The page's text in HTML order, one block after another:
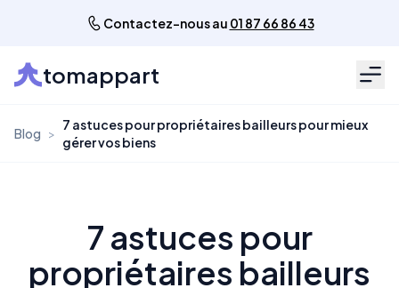
Contactez-nous au 01 87 66 86 43
tomappart
Blog >
7 astuces pour propriétaires bailleurs pour mieux
gérer vos biens
7 astuces pour
propriétaires bailleurs